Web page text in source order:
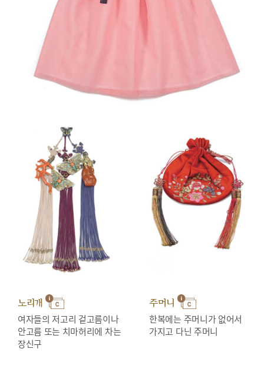
노리개
여자들의 저고리 겉고름이나
안고름 또는 치마허리에 차는
장신구
주머니
한복에는 주머니가 없어서
가지고 다닌 주머니